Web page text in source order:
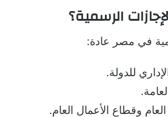
الرسمية؟
في مصر عادة:
للدولة.
وقطاع الأعمال العام.